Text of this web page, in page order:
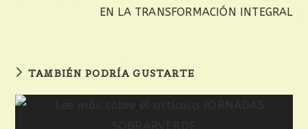
EN LA TRANSFORMACIÓN INTEGRAL
TAMBIÉN PODRÍA GUSTARTE